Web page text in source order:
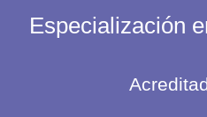
Especialización